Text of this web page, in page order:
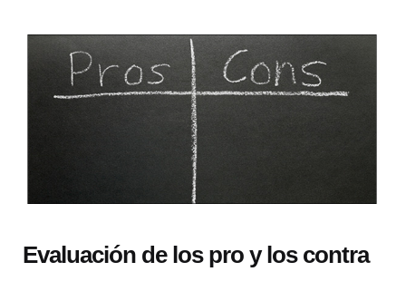
Evaluación de los pro y los contra